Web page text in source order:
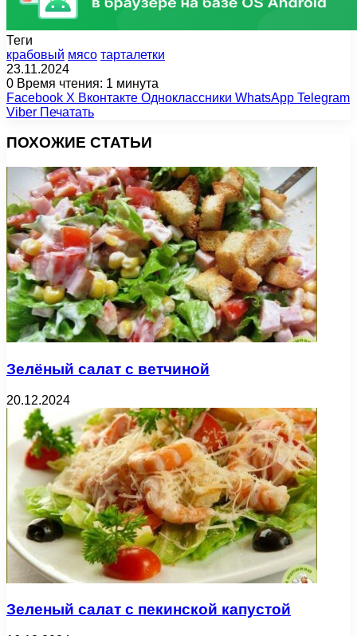
Теги
крабовый мясо тарталетки
23.11.2024
0 Время чтения: 1 минута
Facebook X Вконтакте Одноклассники WhatsApp Telegram
Viber Печатать
ПОХОЖИЕ СТАТЬИ
Зелёный салат с ветчиной
20.12.2024
Зеленый салат с пекинской капустой